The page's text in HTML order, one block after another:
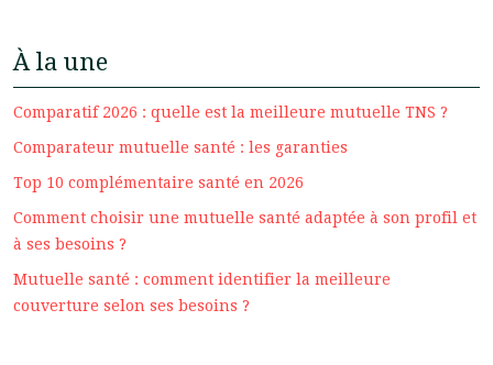
À la une
Comparatif 2026 : quelle est la meilleure mutuelle TNS ?
Comparateur mutuelle santé : les garanties
Top 10 complémentaire santé en 2026
Comment choisir une mutuelle santé adaptée à son profil et
à ses besoins ?
Mutuelle santé : comment identifier la meilleure
couverture selon ses besoins ?